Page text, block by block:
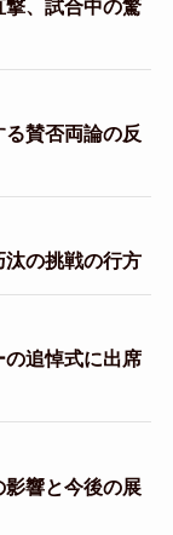
、試合中の驚
賛否両論の反
汰の挑戦の行方
追悼式に出席
響と今後の展